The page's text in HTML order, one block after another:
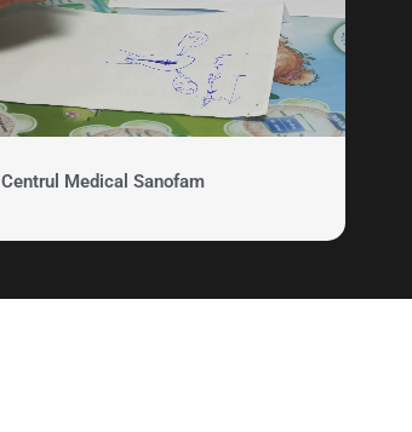
Centrul Medical Sanofam